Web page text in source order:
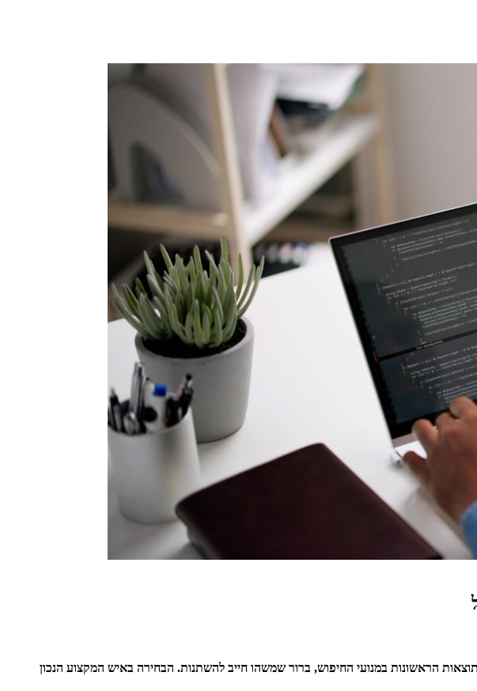
הראשונות במנועי החיפוש, ברור שמשהו חייב להשתנות. הבחירה באיש המקצוע הנכון